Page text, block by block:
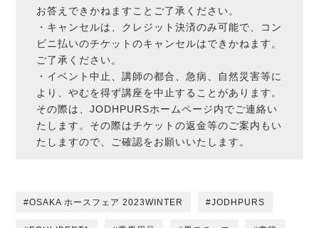
お答えできかねますことご了承ください。
・キャンセルは、クレジット決済のみ可能で、コン
ビニ払いのチケットのキャンセルはできかねます。
ご了承ください。
・イベント中止、講師の都合、急病、自然災害等に
より、やむを得ず講座を中止することがあります。
その際は、JODHPURSホームページ内でご連絡い
たします。その際はチケットの返金等のご案内もい
たしますので、ご確認をお願いいたします。
OSAKA ホースフェア 2023WINTER JODHPURS